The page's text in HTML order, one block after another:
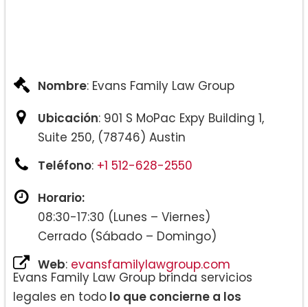
Nombre: Evans Family Law Group
Ubicación: 901 S MoPac Expy Building 1,
Suite 250, (78746) Austin
Teléfono: +1 512-628-2550
Horario:
08:30-17:30 (Lunes – Viernes)
Cerrado (Sábado – Domingo)
Web: evansfamilylawgroup.com
Evans Family Law Group brinda servicios
legales en todo lo que concierne a los